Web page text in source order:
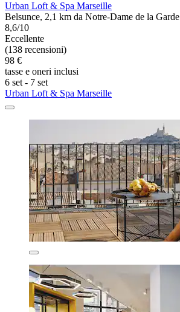
Urban Loft & Spa Marseille
Belsunce, 2,1 km da Notre-Dame de la Garde
8,6/10
Eccellente
(138 recensioni)
98 €
tasse e oneri inclusi
6 set - 7 set
Urban Loft & Spa Marseille